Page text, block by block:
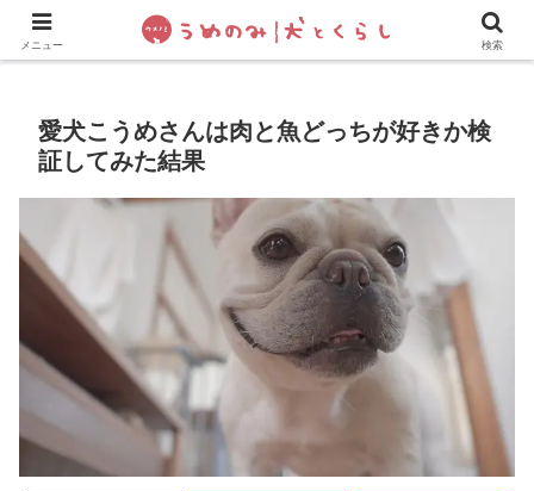
犬の手作りご飯 フレブル飼い方・しつけ ペットグッズ&
愛犬こうめさんは肉と魚どっちが好きか検
証してみた結果
メニュー 検索